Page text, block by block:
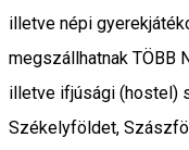
illetve népi
megszállhatnak TÖBB
illetve ifjúsági (hostel)
Székelyföldet,